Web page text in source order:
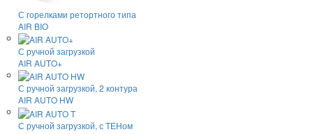
С горелками ретортного типа
AIR BIO
С ручной загрузкой
AIR AUTO+
С ручной загрузкой, 2 контура
AIR AUTO HW
С ручной загрузкой, с ТЕНом